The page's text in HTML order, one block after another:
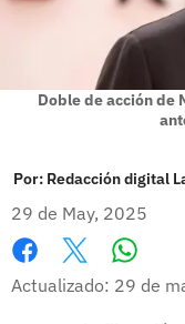
Doble de acción de
Por: Redacción digital
29 de May, 2025
Facebook
X
Actualizado: 29 de